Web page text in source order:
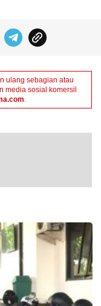
ulang sebagian atau
media sosial komersil
.